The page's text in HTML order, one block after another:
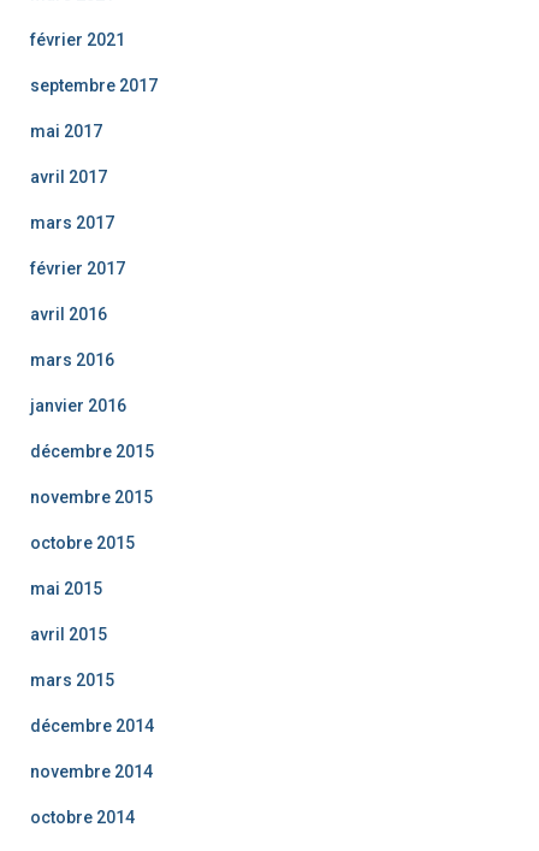
février 2021
septembre 2017
mai 2017
avril 2017
mars 2017
février 2017
avril 2016
mars 2016
janvier 2016
décembre 2015
novembre 2015
octobre 2015
mai 2015
avril 2015
mars 2015
décembre 2014
novembre 2014
octobre 2014